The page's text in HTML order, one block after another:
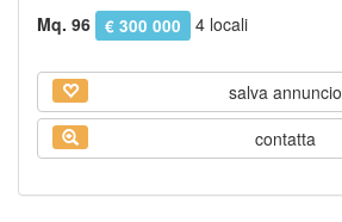
Mq. 96
€ 300 000 4 locali
salva annuncio
contatta